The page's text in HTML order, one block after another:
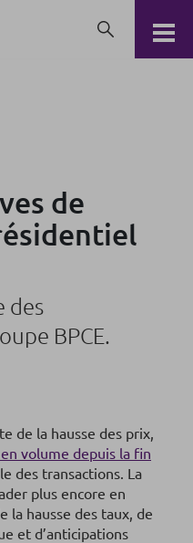
résidentiel pour 2023
de
des
BPCE.
de la hausse des prix,
volume depuis la fin
des transactions. La
plus encore en
la hausse des taux, de
et d’anticipations